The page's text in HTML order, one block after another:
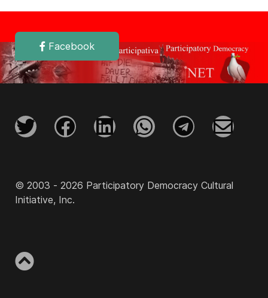
Facebook
© 2003 - 2026 Participatory Democracy Cultural
Initiative, Inc.